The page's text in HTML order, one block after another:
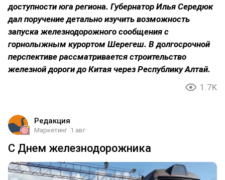
доступности юга региона. Губернатор Илья Середюк
дал поручение детально изучить возможность
запуска железнодорожного сообщения с
горнолыжным курортом Шерегеш. В долгосрочной
перспективе рассматривается строительство
железной дороги до Китая через Республику Алтай.
1.7K
Редакция
Маркетинг 1 авг
С Днем железнодорожника